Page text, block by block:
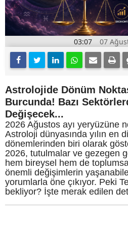
03:07 07
Astrolojide Dönüm
Burcunda! Bazı
Değişecek...
2026 Ağustos ayı yeryüzüne
Astroloji dünyasında yılın en
dönemlerinden biri olarak
2026, tutulmalar ve gezegen
hem bireysel hem de
önemli değişimlerin
yorumlarla öne çıkıyor. Peki
bekliyor? İşte merak edilen